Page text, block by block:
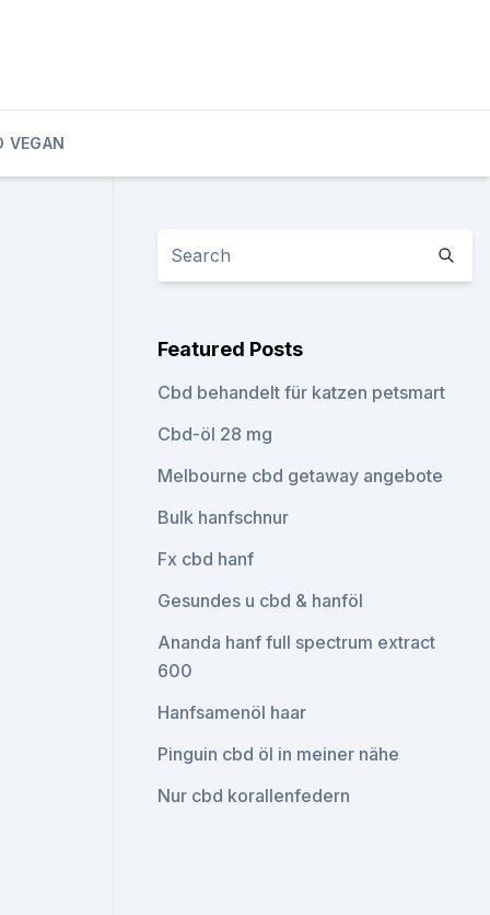
VEGAN
Featured Posts
Cbd behandelt für katzen petsmart
Cbd-öl 28 mg
Melbourne cbd getaway angebote
Bulk hanfschnur
Fx cbd hanf
Gesundes u cbd & hanföl
Ananda hanf full spectrum extract
600
Hanfsamenöl haar
Pinguin cbd öl in meiner nähe
Nur cbd korallenfedern